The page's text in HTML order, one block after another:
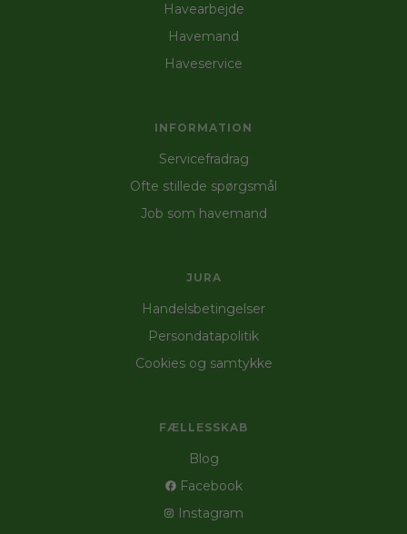
Havearbejde
Havemand
Haveservice
INFORMATION
Servicefradrag
Ofte stillede spørgsmål
Job som havemand
JURA
Handelsbetingelser
Persondatapolitik
Cookies og samtykke
FÆLLESSKAB
Blog
Facebook
Instagram